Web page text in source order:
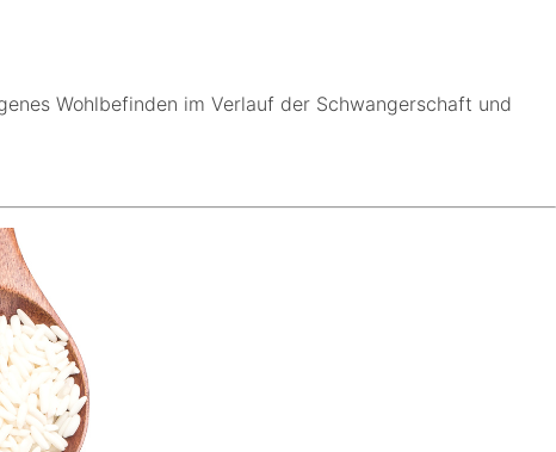
Wohlbefinden im Verlauf der Schwangerschaft und